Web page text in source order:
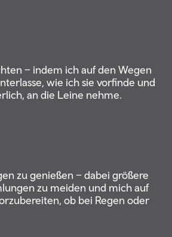
– indem ich auf den Wegen
wie ich sie vorfinde und
an die Leine nehme.
zu genießen – dabei größere
zu meiden und mich auf
ob bei Regen oder